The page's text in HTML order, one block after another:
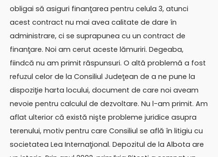
obligai să asiguri finanţarea pentru celula 3, atunci
acest contract nu mai avea calitate de dare în
administrare, ci se suprapunea cu un contract de
finanţare. Noi am cerut aceste lămuriri. Degeaba,
fiindcă nu am primit răspunsuri. O altă problemă a fost
refuzul celor de la Consiliul Judeţean de a ne pune la
dispoziţie harta locului, document de care noi aveam
nevoie pentru calculul de dezvoltare. Nu l-am primit. Am
aflat ulterior că există nişte probleme juridice asupra
terenului, motiv pentru care Consiliul se află în litigiu cu
societatea Lea Internaţional. Depozitul de la Albota are